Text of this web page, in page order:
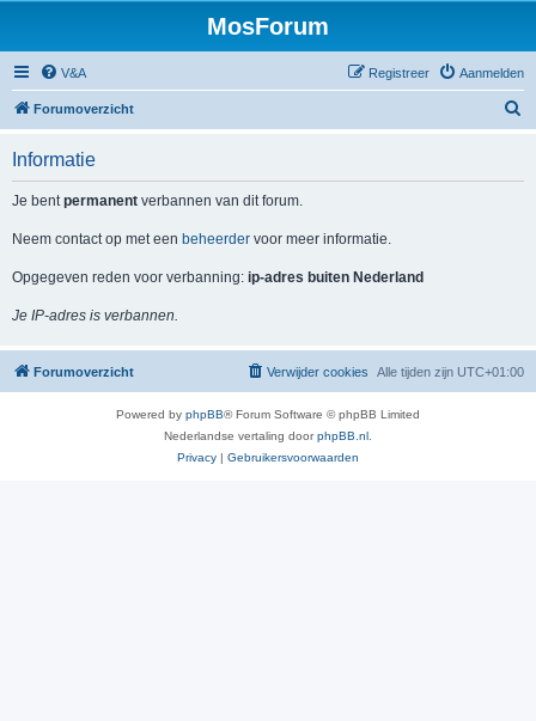
MosForum
V&A Aanmelden
Registreer
Forumoverzicht
Informatie
Je bentpermanent verbannen van dit forum.
Neem contact op met een beheerder voor meer informatie.
Opgegeven reden voor verbanning: ip-adres buiten Nederland
Je IP-adres is verbannen.
Forumoverzicht Alle tijden zijn UTC+01:00
Verwijder cookies
Powered by phpBB® Forum Software © phpBB Limited
Nederlandse vertaling doorphpBB.nl
Privacy | Gebruikersvoorwaarden